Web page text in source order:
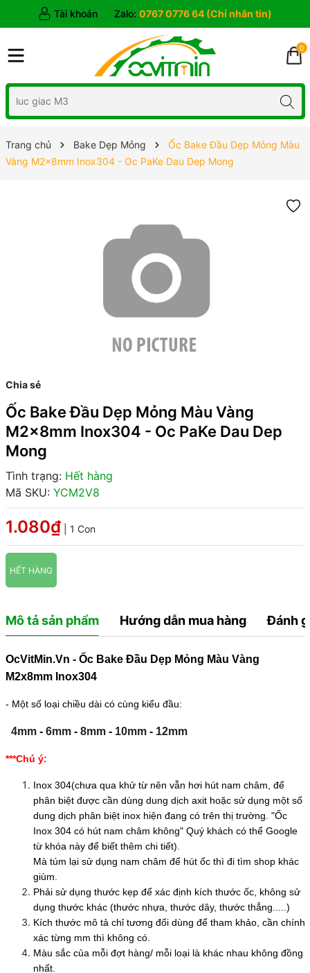
Tài khoản Zalo: 0767 0776 64 (Chỉ nhắn tin)
0
Trang chủ Bake Dẹp Mỏng
Ốc Bake Đầu Dẹp Mỏng Màu
Vàng M2x8mm Inox304 - Oc PaKe Dau Dep Mong
Chia sẻ
Ốc Bake Đầu Dẹp Mỏng Màu Vàng
M2x8mm Inox304 - Oc PaKe Dau Dep
Mong
Tình trạng: Hết hàng
Mã SKU: YCM2V8
1.080₫ | 1 Con
HẾT HÀNG
Mô tả sản phẩm Hướng dẫn mua hàng Đánh
OcVitMin.Vn - Ốc Bake Đầu Dẹp Mỏng Màu Vàng
M2x8mm Inox304
- Một số loại chiều dài có cùng kiểu đầu:
4mm- 6mm- 8mm- 10mm- 12mm
***Chú ý:
Inox 304(chưa qua khử từ nên vẫn hơi hút nam châm, để
phân biệt được cần dùng dung dịch axit hoặc sử dụng một số
dung dịch phân biệt inox hiện đang có trên thị trường. "Ốc
Inox 304 có hút nam châm không" Quý khách có thể Google
từ khóa này để biết thêm chi tiết).
Mà túm lại sử dụng nam châm để hút ốc thì đi tìm shop khác
giùm.
Phải sử dụng thước kẹp để xác định kích thước ốc, không sử
dụng thước khác (thước nhựa, thước dây, thước thẳng.....)
Kích thước mô tả chỉ tương đối dùng để tham khảo, cần chính
xác từng mm thì không có.
Màu sắc của mỗi đợt hàng/ mỗi loại là khác nhau không đồng
nhất.